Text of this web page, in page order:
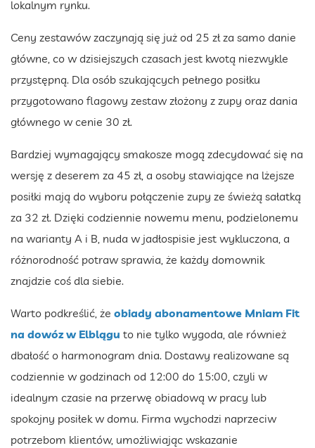
lokalnym rynku.
Ceny zestawów zaczynają się już od 25 zł za samo danie
główne, co w dzisiejszych czasach jest kwotą niezwykle
przystępną. Dla osób szukających pełnego posiłku
przygotowano flagowy zestaw złożony z zupy oraz dania
głównego w cenie 30 zł.
Bardziej wymagający smakosze mogą zdecydować się na
wersję z deserem za 45 zł, a osoby stawiające na lżejsze
posiłki mają do wyboru połączenie zupy ze świeżą sałatką
za 32 zł. Dzięki codziennie nowemu menu, podzielonemu
na warianty A i B, nuda w jadłospisie jest wykluczona, a
różnorodność potraw sprawia, że każdy domownik
znajdzie coś dla siebie.
Warto podkreślić, że obiady abonamentowe Mniam Fit
na dowóz w Elblągu to nie tylko wygoda, ale również
dbałość o harmonogram dnia. Dostawy realizowane są
codziennie w godzinach od 12:00 do 15:00, czyli w
idealnym czasie na przerwę obiadową w pracy lub
spokojny posiłek w domu. Firma wychodzi naprzeciw
potrzebom klientów, umożliwiając wskazanie